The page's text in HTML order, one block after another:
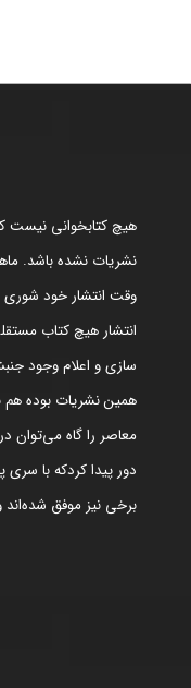
هیچ کتابخوانی نیست
نشریات نشده باشد.
وقت انتشار خود شوری
انتشار هیچ کتاب
سازی و اعلام وجود
همین نشریات بوده هم
معاصر را گاه می‌توان
دور پیدا کردکه با
برخی نیز موفق شده‌اند